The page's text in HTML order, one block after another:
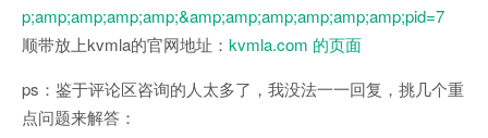
p;amp;amp;amp;amp;&amp;amp;amp;amp;amp;amp;pid=7
顺带放上kvmla的官网地址： kvmla.com 的页面
ps：鉴于评论区咨询的人太多了，我没法一一回复，挑几个重
点问题来解答：